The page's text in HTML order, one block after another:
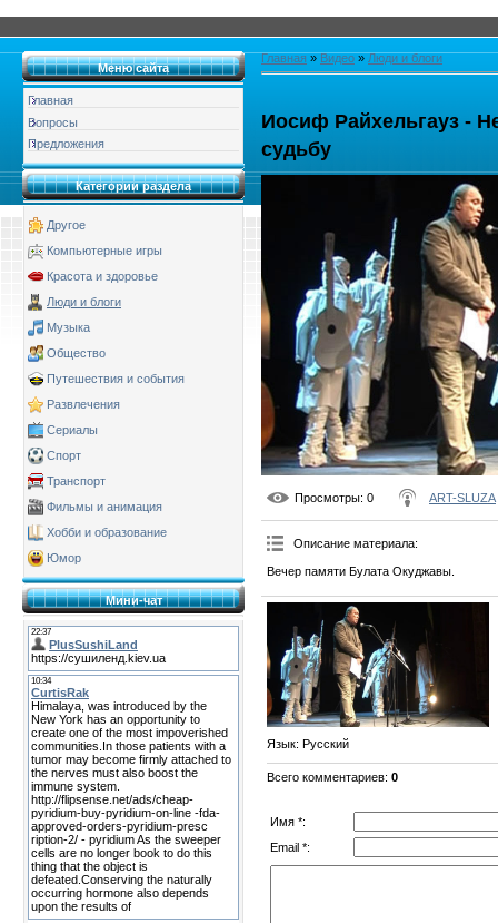
Меню сайта
Главная
Вопросы
Предложения
Категории раздела
Другое
Компьютерные игры
Красота и здоровье
Люди и блоги
Музыка
Общество
Путешествия и события
Развлечения
Сериалы
Спорт
Транспорт
Фильмы и анимация
Хобби и образование
Юмор
Мини-чат
Главная » Видео » Люди и блоги
Иосиф Райхельгауз -
судьбу
Просмотры: 0 ART-SLUZA
Описание материала:
Вечер памяти Булата Окуджавы.
Язык: Русский
Всего комментариев: 0
Имя *:
Email *: